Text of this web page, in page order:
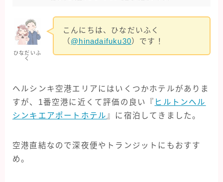
クレジットカード・保険
旅行グッズ
イタリア旅行
ひなだいふ
く
こんにちは、ひなだいふく
（@hinadaifuku30）です！
ヘルシンキ空港エリアにはいくつかホテルがありま
すが、1番空港に近くて評価の良い『 ヒルトンヘル
シンキエアポートホテル 』に宿泊してきました。
空港直結なので深夜便やトランジットにもおすす
め。